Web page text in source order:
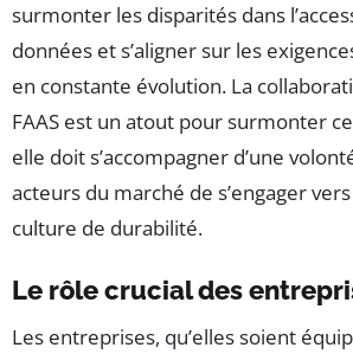
surmonter les disparités dans
données et s’aligner sur les
en constante évolution. La
FAAS est un atout pour surmonter
elle doit s’accompagner d’une
acteurs du marché de s’engager
culture de durabilité.
Le rôle crucial des
Les entreprises, qu’elles soient